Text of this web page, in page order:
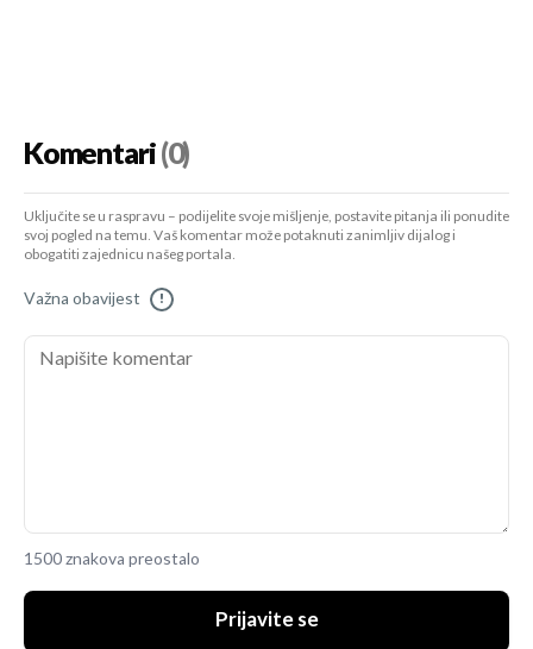
Komentari(0)
Uključite se u raspravu – podijelite svoje mišljenje, postavite pitanja ili ponudite
svoj pogled na temu. Vaš komentar može potaknuti zanimljiv dijalog i
obogatiti zajednicu našeg portala.
Važna obavijest !
1500 znakova preostalo
Prijavite se